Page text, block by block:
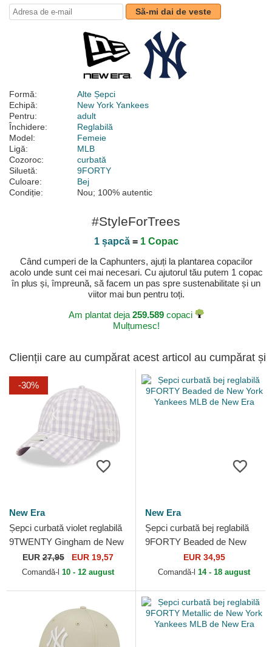
Să-mi dai de veste
Formă:
Alte Șepci
Echipă:
New York Yankees
Pentru:
adult
Închidere:
Reglabilă
Model:
Femeie
Ligă:
MLB
Cozoroc:
curbată
Siluetă:
9FORTY
Culoare:
Bej
Condiție:
Nou; 100% autentic
#StyleForTrees
1 șapcă= 1 Copac
Când cumperi de la Caphunters, ajuți la plantarea copacilor
acolo unde sunt cei mai necesari. Cu ajutorul tău putem 1 copac
în plus și, împreună, să facem un pas spre sustenabilitate și un
viitor mai bun pentru toți.
Am plantat deja 259.589copaci
Mulțumesc!
Clienții care au cumpărat acest articol au cumpărat și
-30%
New Era
Șepci curbată violet reglabilă
9TWENTY Gingham de New
York Yankees MLB de New
Era
EUR27,95 EUR 19,57
Comandă-l 10 - 12 august
New Era
Șepci curbată bej reglabilă
9FORTY Beaded de New
York Yankees MLB de New
Era
EUR 34,95
Comandă-l 14 - 18 august